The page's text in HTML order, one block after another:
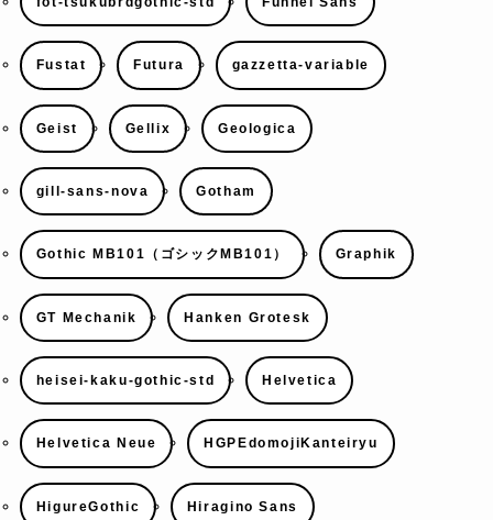
Fustat Futura gazzetta-variable
Geist Gellix Geologica
gill-sans-nova Gotham
Gothic MB101（ゴシックMB101） Graphik
GT Mechanik Hanken Grotesk
heisei-kaku-gothic-std Helvetica
Helvetica Neue HGPEdomojiKanteiryu
HigureGothic Hiragino Sans